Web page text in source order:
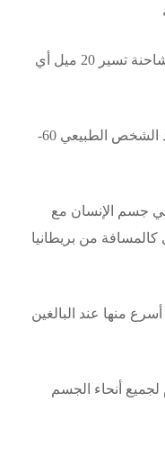
يولد القلب يومياً طاقة تكفي لجعل شاحنة تسير 20 ميل أي
معدل ضربات القلب في الدقيقة عند الشخص الطبيعي 60-
في جسم الإنسان مع
مسافة 6000 ميل اي كالمسافة من بريطانيا
منها عند البالغين
ليتر من الدم لجميع أنحاء الجسم